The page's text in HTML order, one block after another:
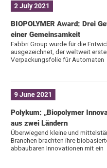
2 July 2021
BIOPOLYMER Award: Drei
einer Gemeinsamkeit
Fabbri Group wurde für die
ausgezeichnet, der weltweit
Verpackungsfolie für Automaten
9 June 2021
Polykum: „Biopolymer
aus zwei Ländern
Überwiegend kleine und
Branchen brachten ihre
abbaubaren Innovationen mit ein